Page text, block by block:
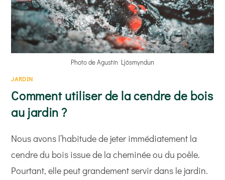
Photo de Agustín Ljósmyndun
JARDIN
Comment utiliser de la cendre de bois
au jardin ?
Nous avons l’habitude de jeter immédiatement la
cendre du bois issue de la cheminée ou du poêle.
Pourtant, elle peut grandement servir dans le jardin.